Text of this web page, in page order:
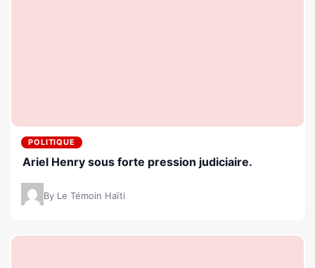
POLITIQUE
Ariel Henry sous forte pression judiciaire.
By Le Témoin Haïti